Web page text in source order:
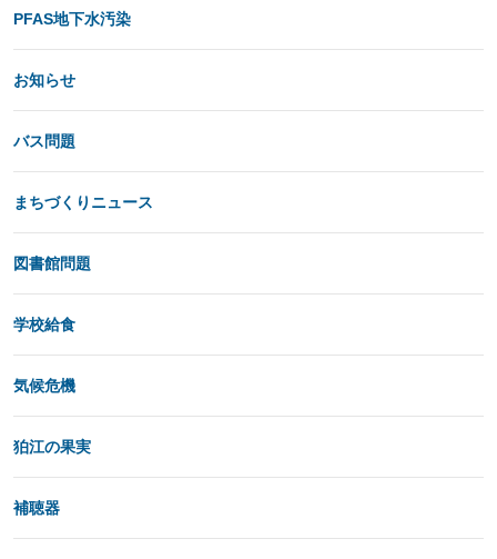
PFAS地下水汚染
お知らせ
バス問題
まちづくりニュース
図書館問題
学校給食
気候危機
狛江の果実
補聴器